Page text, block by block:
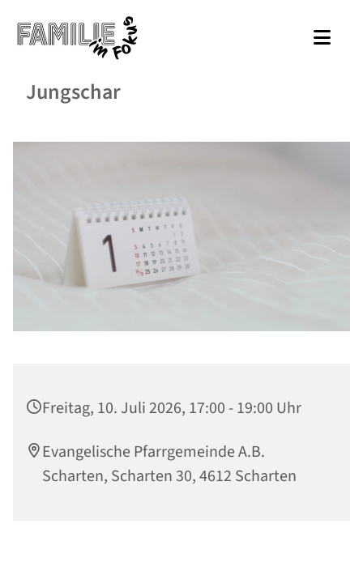
Jungschar
Freitag, 10. Juli 2026, 17:00 - 19:00 Uhr
Evangelische Pfarrgemeinde A.B.
Scharten, Scharten 30, 4612 Scharten